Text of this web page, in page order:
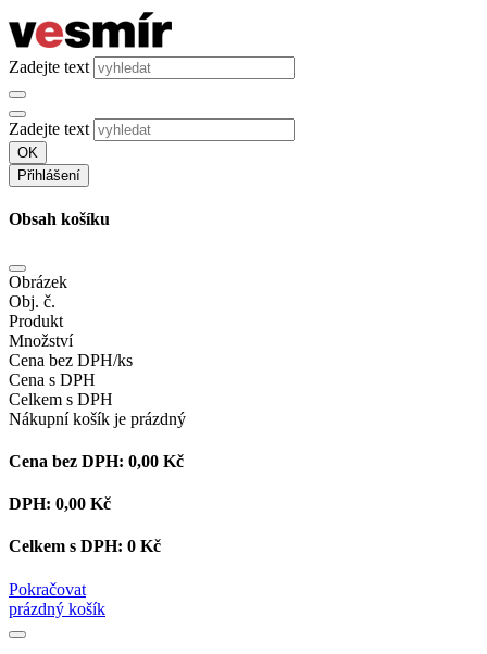
Zadejte text
Zadejte text
OK
Přihlášení
Obsah košíku
Obrázek
Obj. č.
Produkt
Množství
Cena bez DPH/ks
Cena s DPH
Celkem s DPH
Nákupní košík je prázdný
Cena bez DPH: 0,00 Kč
DPH: 0,00 Kč
Celkem s DPH: 0 Kč
Pokračovat
prázdný košík